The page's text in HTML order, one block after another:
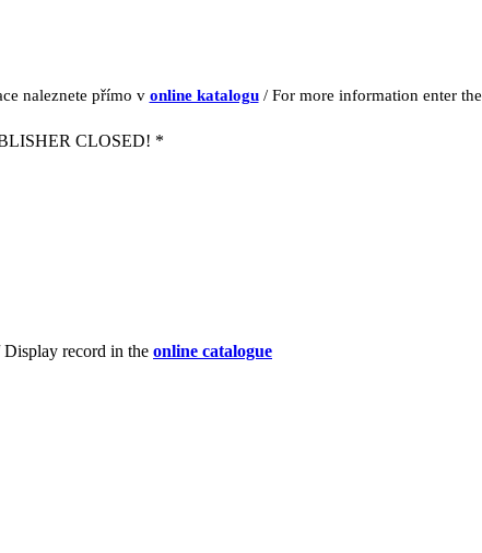
naleznete přímo v online katalogu/ For more information enter the
CLOSED! *
Display record in the online catalogue